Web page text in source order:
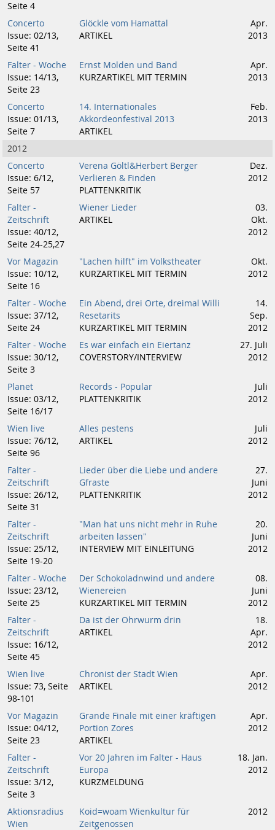
Seite 4
Concerto
Issue: 02/13,
Seite 41
Glöckle vom Hamattal
ARTIKEL
Apr.
2013
Falter - Woche
Issue: 14/13,
Seite 23
Ernst Molden und Band
KURZARTIKEL MIT TERMIN
Apr.
2013
Concerto
Issue: 01/13,
Seite 7
14. Internationales
Akkordeonfestival 2013
ARTIKEL
Feb.
2013
2012
Concerto
Issue: 6/12,
Seite 57
Verena Göltl&Herbert Berger
Verlieren & Finden
PLATTENKRITIK
Dez.
2012
Falter -
Zeitschrift
Issue: 40/12,
Seite 24-25,27
Wiener Lieder
ARTIKEL
03.
Okt.
2012
Vor Magazin
Issue: 10/12,
Seite 16
"Lachen hilft" im Volkstheater
KURZARTIKEL MIT TERMIN
Okt.
2012
Falter - Woche
Issue: 37/12,
Seite 24
Ein Abend, drei Orte, dreimal Willi
Resetarits
KURZARTIKEL MIT TERMIN
14.
Sep.
2012
Falter - Woche
Issue: 30/12,
Seite 3
Es war einfach ein Eiertanz
COVERSTORY/INTERVIEW
27. Juli
2012
Planet
Issue: 03/12,
Seite 16/17
Records - Popular
PLATTENKRITIK
Juli
2012
Wien live
Issue: 76/12,
Seite 96
Alles pestens
ARTIKEL
Juli
2012
Falter -
Zeitschrift
Issue: 26/12,
Seite 31
Lieder über die Liebe und andere
Gfraste
PLATTENKRITIK
27.
Juni
2012
Falter -
Zeitschrift
Issue: 25/12,
Seite 19-20
"Man hat uns nicht mehr in Ruhe
arbeiten lassen"
INTERVIEW MIT EINLEITUNG
20.
Juni
2012
Falter - Woche
Issue: 23/12,
Seite 25
Der Schokoladnwind und andere
Wienereien
KURZARTIKEL MIT TERMIN
08.
Juni
2012
Falter -
Zeitschrift
Issue: 16/12,
Seite 45
Da ist der Ohrwurm drin
ARTIKEL
18.
Apr.
2012
Wien live
Issue: 73, Seite
98-101
Chronist der Stadt Wien
ARTIKEL
Apr.
2012
Vor Magazin
Issue: 04/12,
Seite 23
Grande Finale mit einer kräftigen
Portion Zores
ARTIKEL
Apr.
2012
Falter -
Zeitschrift
Issue: 3/12,
Seite 3
Vor 20 Jahren im Falter - Haus
Europa
KURZMELDUNG
18. Jan.
2012
Aktionsradius
Wien
Koid=woam Wienkultur für
Zeitgenossen
2012